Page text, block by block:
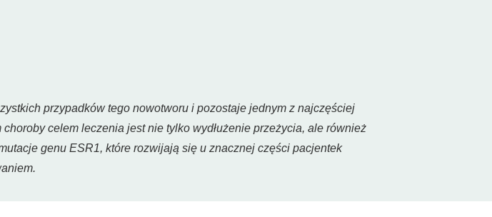
przypadków tego nowotworu i pozostaje jednym z najczęściej
celem leczenia jest nie tylko wydłużenie przeżycia, ale również
genu ESR1, które rozwijają się u znacznej części pacjentek